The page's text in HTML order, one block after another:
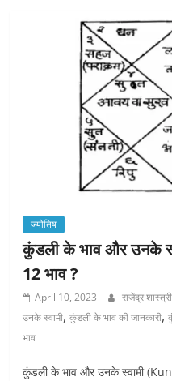
ज्योतिष
कुंडली के भाव और उनके
12 भाव ?
April 10, 2023 राजेंद्र शास्त्री
उनके स्वामी,कुंडली के भाव की जानकारी,
भाव
कुंडली के भाव और उनके स्वामी